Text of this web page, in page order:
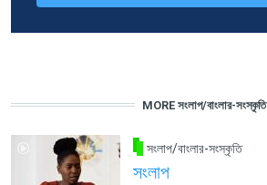
MORE সংলাপ/বাংলার-সংস্কৃতি
সংলাপ/বাংলার-সংস্কৃতি
সংলাপ